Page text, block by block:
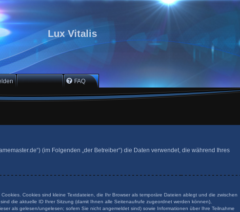
Lux Vitalis
Registrieren FAQ
(im Folgenden „der Betreiber“) die Daten verwendet, die während Ihres
Cookies sind kleine Textdateien, die Ihr Browser als temporäre Dateien ablegt und die zwischen
die aktuelle ID Ihrer Sitzung (damit Ihnen alle Seitenaufrufe zugeordnet werden können),
als gelesen/ungelesen; sofern Sie nicht angemeldet sind) sowie Informationen über Ihre Teilnahme